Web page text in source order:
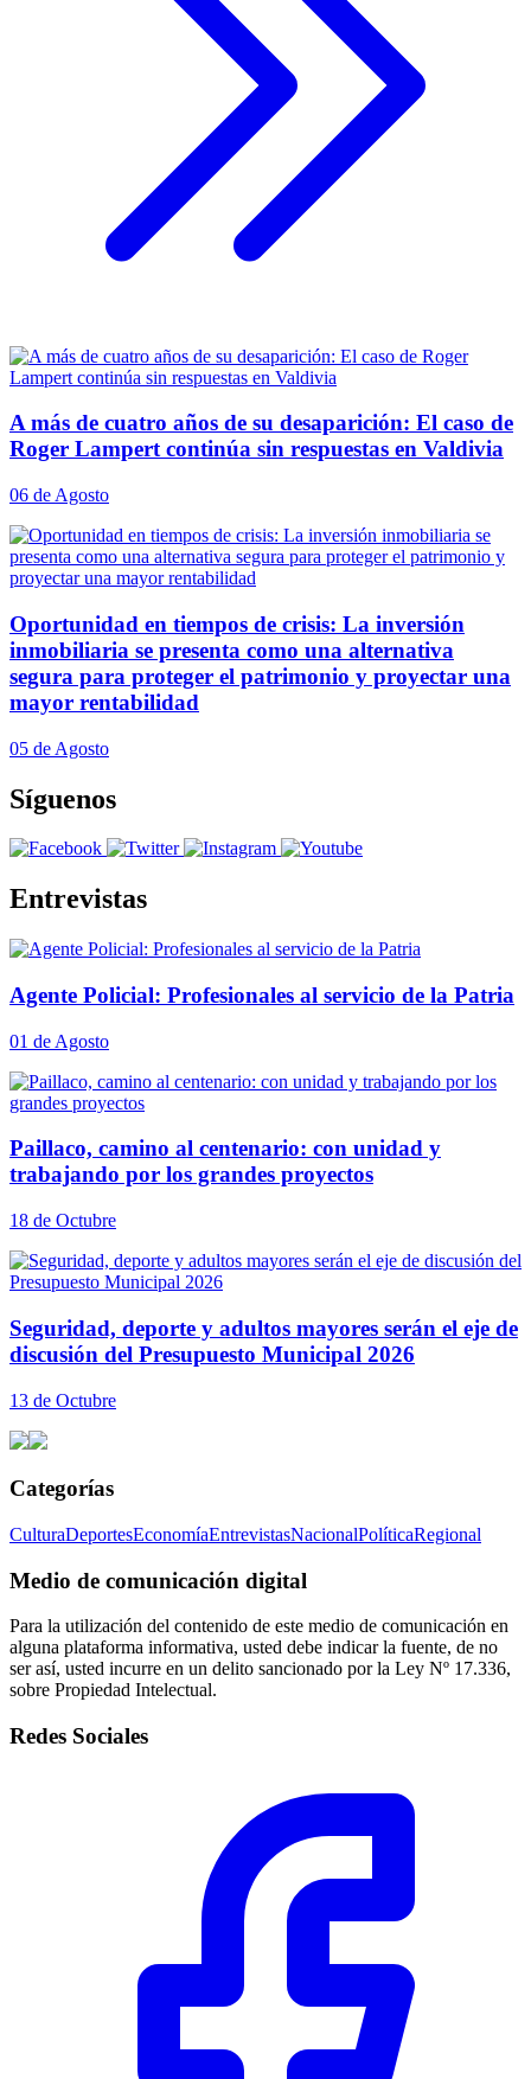
A más de cuatro años de su desaparición: El caso de
Roger Lampert continúa sin respuestas en Valdivia
06 de Agosto
Oportunidad en tiempos de crisis: La inversión
inmobiliaria se presenta como una alternativa
segura para proteger el patrimonio y proyectar una
mayor rentabilidad
05 de Agosto
Síguenos
Entrevistas
Agente Policial: Profesionales al servicio de la Patria
01 de Agosto
Paillaco, camino al centenario: con unidad y
trabajando por los grandes proyectos
18 de Octubre
Seguridad, deporte y adultos mayores serán el eje de
discusión del Presupuesto Municipal 2026
13 de Octubre
Categorías
CulturaDeportesEconomíaEntrevistasNacionalPolíticaRegional
Medio de comunicación digital
Para la utilización del contenido de este medio de comunicación en
alguna plataforma informativa, usted debe indicar la fuente, de no
ser así, usted incurre en un delito sancionado por la Ley Nº 17.336,
sobre Propiedad Intelectual.
Redes Sociales